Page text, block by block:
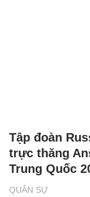
QUÂN SỰ
Tập đoàn
trực thăng
Trung Quốc